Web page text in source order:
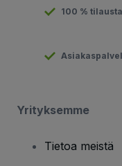
100 %
Yrityksemme
Tietoa meistä